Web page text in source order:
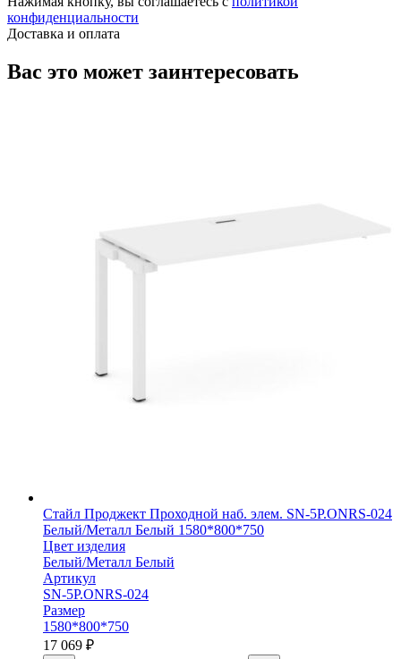
конфиденциальности
Доставка и оплата
Вас это может заинтересовать
Стайл Проджект Проходной наб. элем. SN-5P.ONRS-024
Белый/Металл Белый 1580*800*750
Цвет изделия
Белый/Металл Белый
Артикул
SN-5P.ONRS-024
Размер
1580*800*750
17 069 ₽